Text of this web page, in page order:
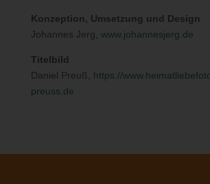
Konzeption, Umsetzung und Design
Johannes Jerg, www.johannesjerg.de
Titelbild
Daniel Preuß, https://
preuss.de
gespeicherter personenbezogener Daten mit
künftige Verarbeitung einzuschränken.
e) Profiling
Profiling ist jede Art der automatisierten